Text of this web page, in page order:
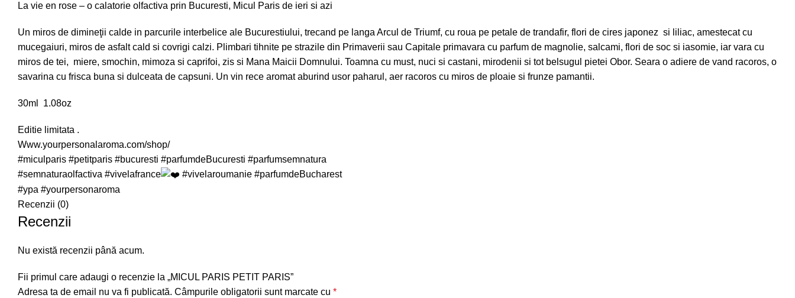
La vie en rose – o calatorie olfactiva prin Bucuresti, Micul Paris de ieri si azi
Un miros de dimineţii calde in parcurile interbelice ale Bucurestiului, trecand pe langa Arcul de Triumf, cu roua pe petale de trandafir, flori de cires japonez si liliac, amestecat cu
mucegaiuri, miros de asfalt cald si covrigi calzi. Plimbari tihnite pe strazile din Primaverii sau Capitale primavara cu parfum de magnolie, salcami, flori de soc si iasomie, iar vara cu
miros de tei, miere, smochin, mimoza si caprifoi, zis si Mana Maicii Domnului. Toamna cu must, nuci si castani, mirodenii si tot belsugul pietei Obor. Seara o adiere de vand racoros, o
savarina cu frisca buna si dulceata de capsuni. Un vin rece aromat aburind usor paharul, aer racoros cu miros de ploaie si frunze pamantii.
30ml 1.08oz
Editie limitata .
Www.yourpersonalaroma.com/shop/
#miculparis #petitparis #bucuresti #parfumdeBucuresti #parfumsemnatura
#semnaturaolfactiva #vivelafrance #vivelaroumanie #parfumdeBucharest
#ypa #yourpersonaroma
Recenzii (0)
Recenzii
Nu există recenzii până acum.
Fii primul care adaugi o recenzie la „MICUL PARIS PETIT PARIS”
Adresa ta de email nu va fi publicată. Câmpurile obligatorii sunt marcate cu *